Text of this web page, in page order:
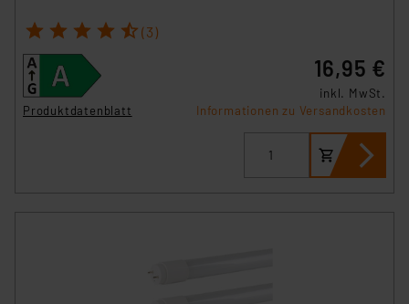
1 2 3 4 5 (3)
Produktdatenblatt
16,95 €
inkl. MwSt.
Informationen zu Versandkosten